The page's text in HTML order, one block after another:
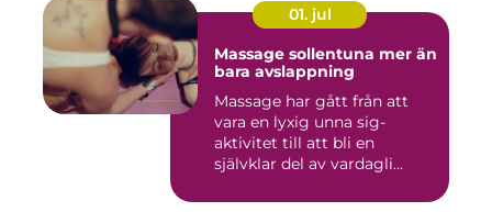
01. jul
Massage sollentuna mer än
bara avslappning
Massage har gått från att
vara en lyxig unna sig-
aktivitet till att bli en
självklar del av vardagli...